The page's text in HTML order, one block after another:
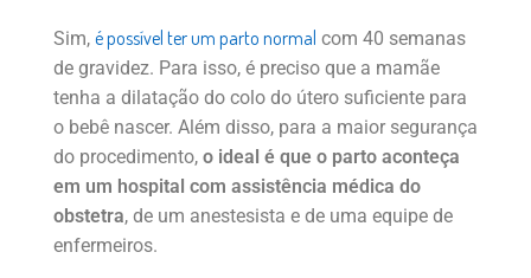
Sim, é possível ter um parto normal com 40 semanas
de gravidez. Para isso, é preciso que a mamãe
tenha a dilatação do colo do útero suficiente para
o bebê nascer. Além disso, para a maior segurança
do procedimento, o ideal é que o parto aconteça
em um hospital com assistência médica do
obstetra, de um anestesista e de uma equipe de
enfermeiros.